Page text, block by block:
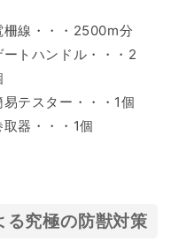
柵線・・・2500m分
ートハンドル・・・2
易テスター・・・1個
取器・・・1個
る究極の防獣対策